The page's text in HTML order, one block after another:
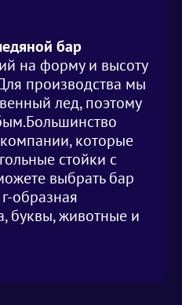
бар
на форму и высоту
производства мы
лед, поэтому
которые
стойки с
выбрать бар
образная
буквы, животные и